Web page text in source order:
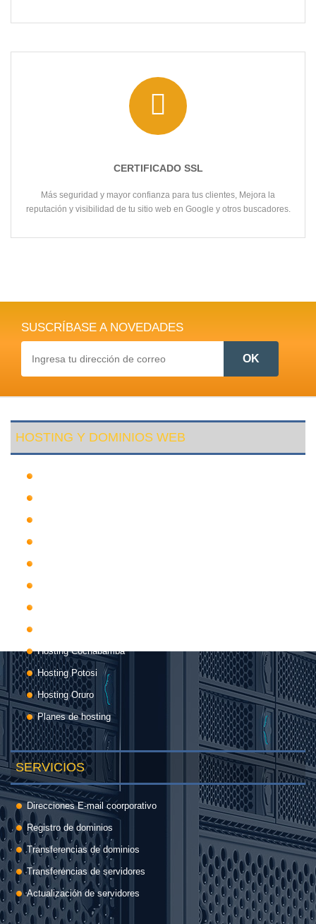
CERTIFICADO SSL
Más seguridad y mayor confianza para tus clientes, Mejora la
reputación y visibilidad de tu sitio web en Google y otros buscadores.
SUSCRÍBASE A NOVEDADES
HOSTING Y DOMINIOS WEB
Hosting Cochabamba
Hosting Potosi
Hosting Oruro
Planes de hosting
SERVICIOS
Direcciones E-mail coorporativo
Registro de dominios
Transferencias de dominios
Transferencias de servidores
Actualización de servidores